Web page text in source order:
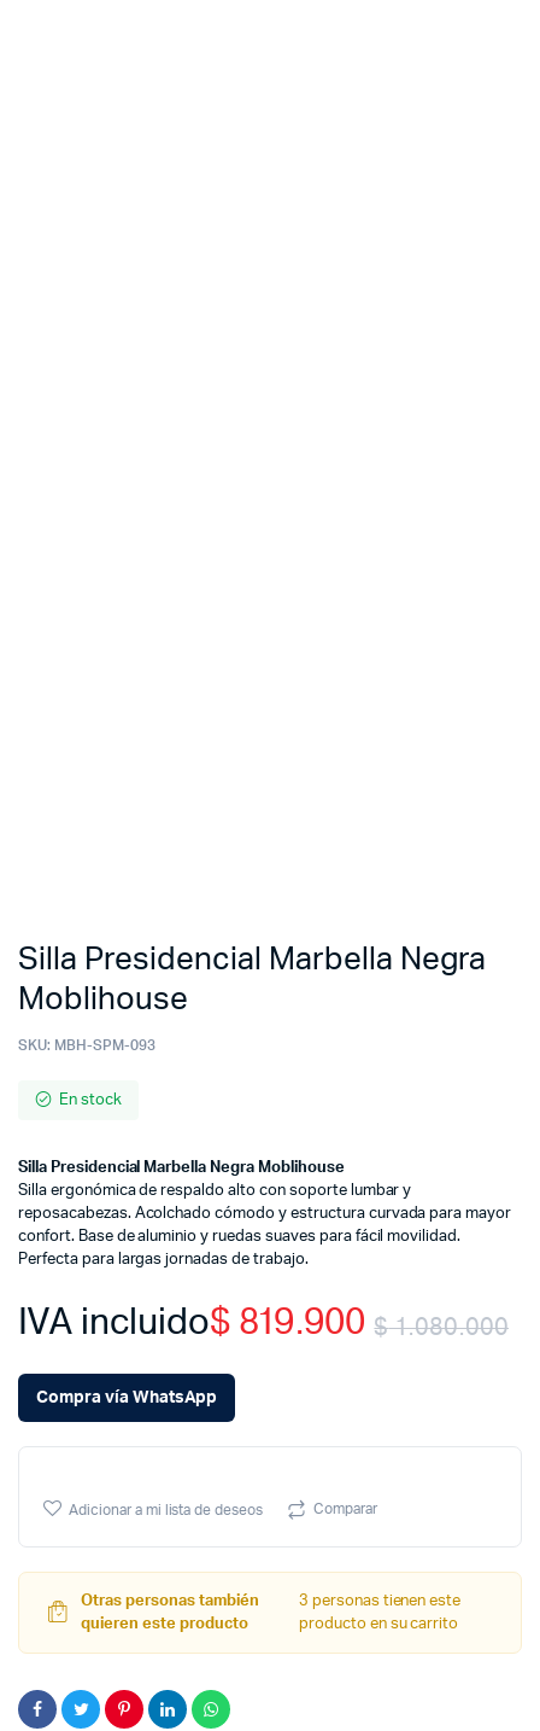
Silla Presidencial Marbella Negra
Moblihouse
SKU: MBH-SPM-093
En stock
Silla Presidencial Marbella Negra Moblihouse
Silla ergonómica de respaldo alto con soporte lumbar y
reposacabezas. Acolchado cómodo y estructura curvada para mayor
confort. Base de aluminio y ruedas suaves para fácil movilidad.
Perfecta para largas jornadas de trabajo.
$1.080.000
$
$819.900
$
IVA incluido
Compra vía WhatsApp
Adicionar a mi lista de deseos Comparar
Otras personas también
quieren este producto
3 personas tienen este
producto en su carrito